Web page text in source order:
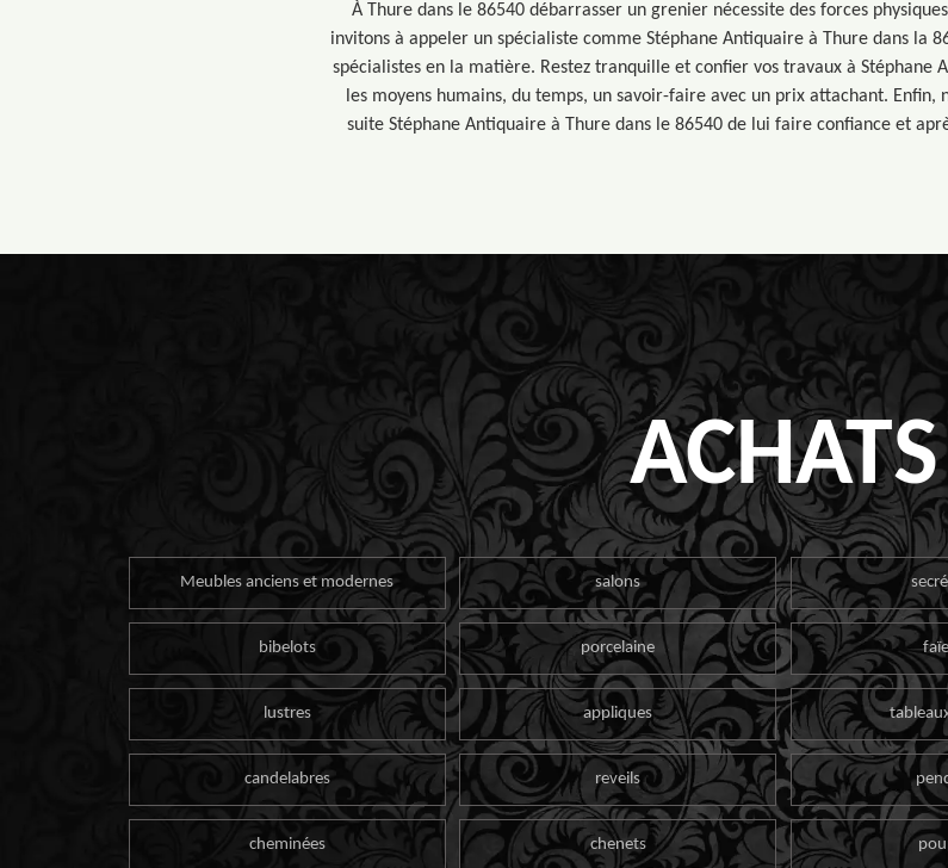
À Thure dans le 86540 débarrasser un grenier nécessite des forces
invitons à appeler un spécialiste comme Stéphane Antiquaire à Thure dans la
spécialistes en la matière. Restez tranquille et confier vos travaux à Stéphane
les moyens humains, du temps, un savoir-faire avec un prix attachant. Enfin,
suite Stéphane Antiquaire à Thure dans le 86540 de lui faire confiance et
ACHATS
Meubles anciens et modernes salons
bibelots porcelaine
lustres appliques
candelabres reveils
cheminées chenets